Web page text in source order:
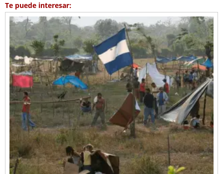
Te puede interesar: